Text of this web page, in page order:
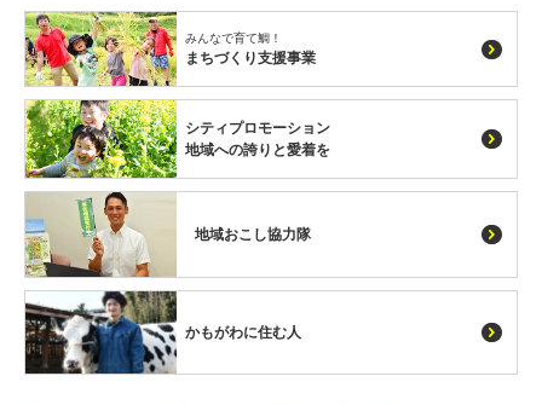
みんなで育て鯛！
まちづくり支援事業
シティプロモーション
地域への誇りと愛着を
地域おこし協力隊
かもがわに住む人